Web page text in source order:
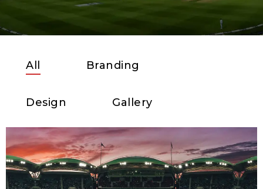
All Branding
Design Gallery